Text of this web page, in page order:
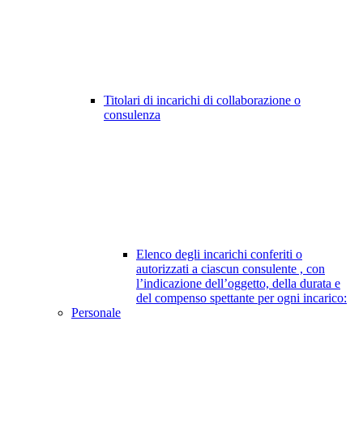
Titolari di incarichi di collaborazione o
consulenza
Elenco degli incarichi conferiti o
autorizzati a ciascun consulente , con
l’indicazione dell’oggetto, della durata e
del compenso spettante per ogni incarico:
Personale